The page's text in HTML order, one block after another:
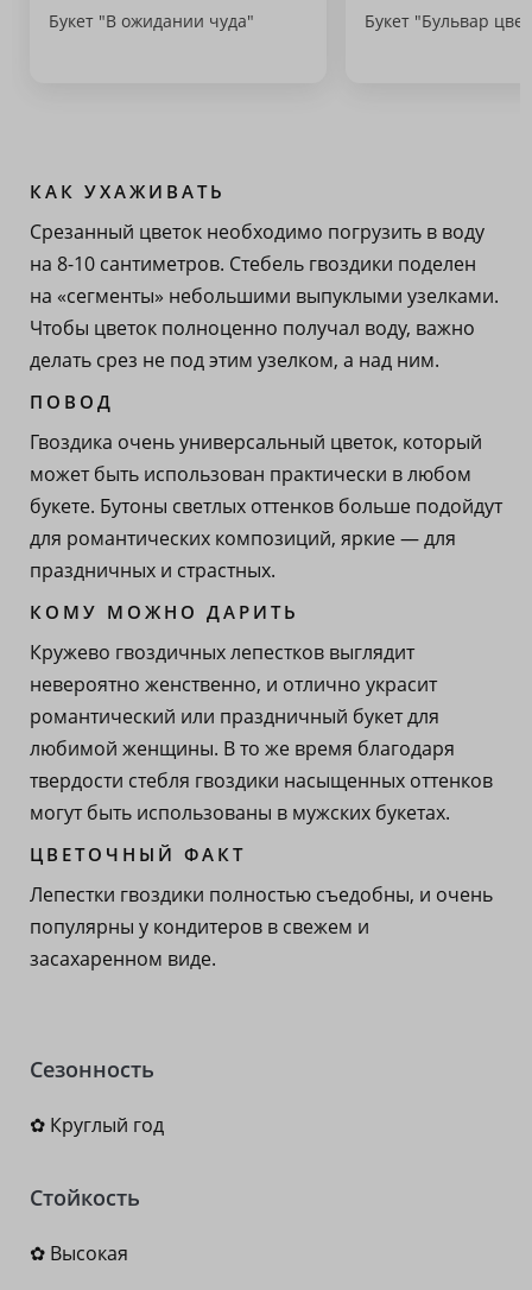
Букет "В ожидании чуда" Букет "Бульвар
КАК УХАЖИВАТЬ
Срезанный цветок необходимо погрузить в воду
на 8-10 сантиметров. Стебель гвоздики поделен
на «сегменты» небольшими выпуклыми узелками.
Чтобы цветок полноценно получал воду, важно
делать срез не под этим узелком, а над ним.
ПОВОД
Гвоздика очень универсальный цветок, который
может быть использован практически в любом
букете. Бутоны светлых оттенков больше подойдут
для романтических композиций, яркие — для
праздничных и страстных.
КОМУ МОЖНО ДАРИТЬ
Кружево гвоздичных лепестков выглядит
невероятно женственно, и отлично украсит
романтический или праздничный букет для
любимой женщины. В то же время благодаря
твердости стебля гвоздики насыщенных оттенков
могут быть использованы в мужских букетах.
ЦВЕТОЧНЫЙ ФАКТ
Лепестки гвоздики полностью съедобны, и очень
популярны у кондитеров в свежем и
засахаренном виде.
Сезонность
✿ Круглый год
Стойкость
✿ Высокая